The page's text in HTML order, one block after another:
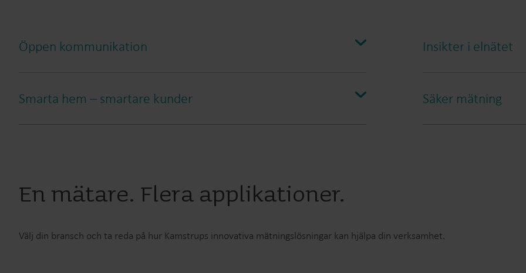
Undermätningslösningar förprecision,
uppföljning och effektiv resurshantering.
Öppen kommunikation
Smarta hem – smartare kunder
Insikter i elnätet
Säker mätning
En mätare. Flera applikationer.
Välj din bransch och ta reda på hur Kamstrups innovativa mätningslösningar kan hjälpa din verksamhet.